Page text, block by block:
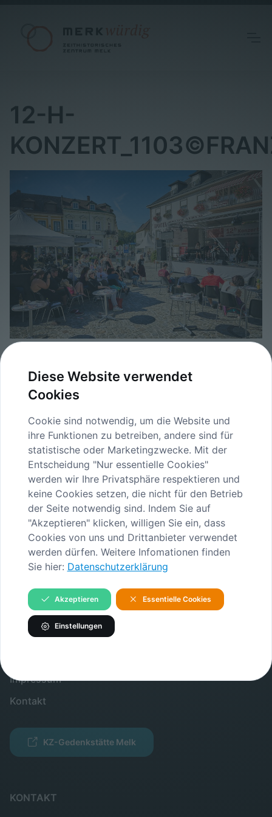
12-H-
image/jpeg 4724x3150
Herunterladen
Bild in voller Größe anzeigen…
INHALTE
Gedenkstätte
Verein
INFORMATIONEN
Verein
Impressum
Kontakt
KZ-Gedenkstätte Melk
KONTAKT
Diese Website verwendet
Cookies
Cookie sind notwendig, um die Website und
ihre Funktionen zu betreiben, andere sind für
statistische oder Marketingzwecke. Mit der
Entscheidung "Nur essentielle Cookies"
werden wir Ihre Privatsphäre respektieren und
keine Cookies setzen, die nicht für den Betrieb
der Seite notwendig sind. Indem Sie auf
"Akzeptieren" klicken, willigen Sie ein, dass
Cookies von uns und Drittanbieter verwendet
werden dürfen. Weitere Infomationen finden
Sie hier: Datenschutzerklärung
Akzeptieren Essentielle Cookies
Einstellungen